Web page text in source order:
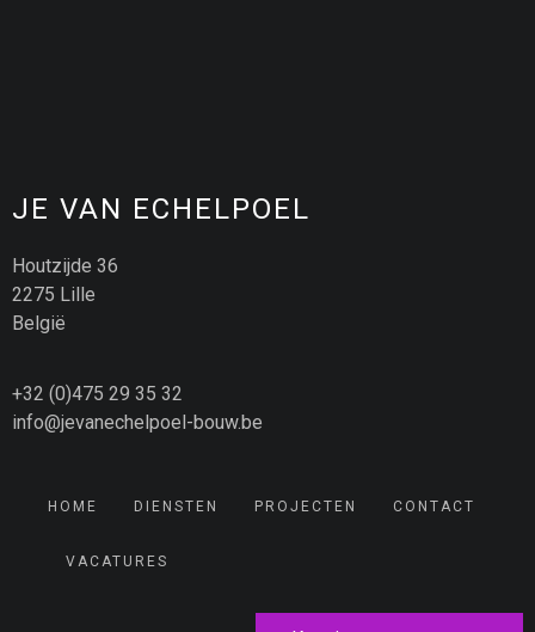
JE VAN ECHELPOEL
Houtzijde 36
2275 Lille
België
+32 (0)475 29 35 32
info@jevanechelpoel-bouw.be
HOME DIENSTEN PROJECTEN CONTACT
VACATURES